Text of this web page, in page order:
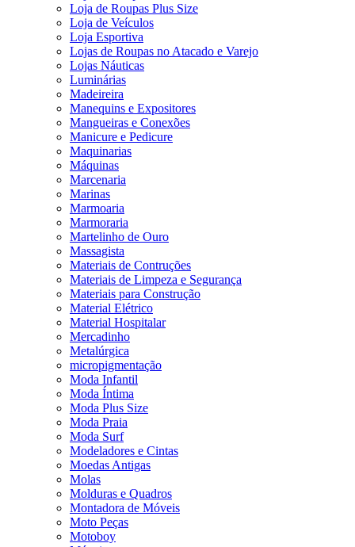
Loja de Roupas Plus Size
Loja de Veículos
Loja Esportiva
Lojas de Roupas no Atacado e Varejo
Lojas Náuticas
Luminárias
Madeireira
Manequins e Expositores
Mangueiras e Conexões
Manicure e Pedicure
Maquinarias
Máquinas
Marcenaria
Marinas
Marmoaria
Marmoraria
Martelinho de Ouro
Massagista
Materiais de Contruções
Materiais de Limpeza e Segurança
Materiais para Construção
Material Elétrico
Material Hospitalar
Mercadinho
Metalúrgica
micropigmentação
Moda Infantil
Moda Íntima
Moda Plus Size
Moda Praia
Moda Surf
Modeladores e Cintas
Moedas Antigas
Molas
Molduras e Quadros
Montadora de Móveis
Moto Peças
Motoboy